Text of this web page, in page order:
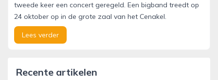
tweede keer een concert geregeld. Een bigband treedt op
24 oktober op in de grote zaal van het Cenakel.
Lees verder
Recente artikelen